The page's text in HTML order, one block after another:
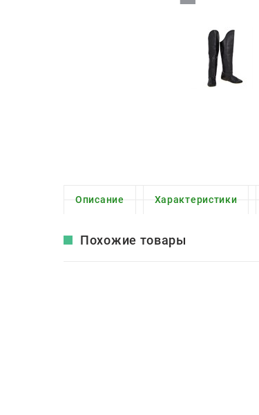
Описание Характеристики
Похожие товары